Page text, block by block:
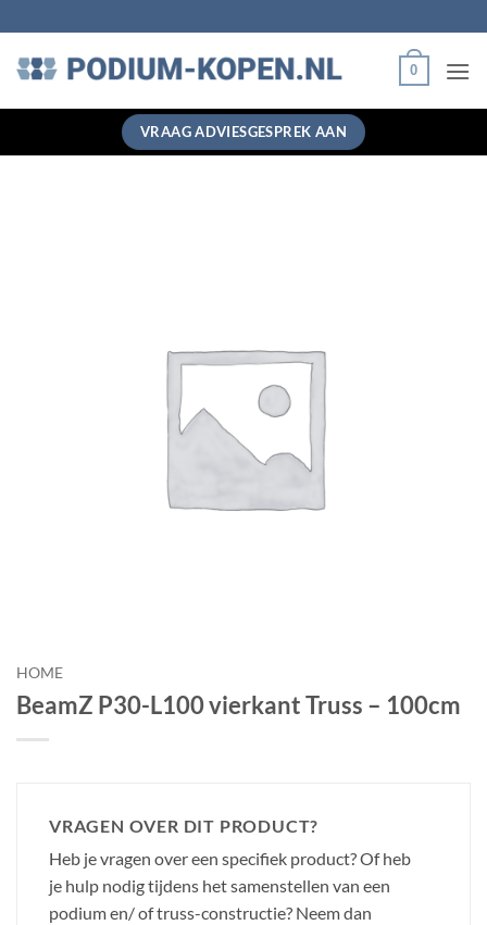
naar
inhoud
0
VRAAG ADVIESGESPREK AAN
HOME
BeamZ P30-L100 vierkant Truss – 100cm
VRAGEN OVER DIT PRODUCT?
Heb je vragen over een specifiek product? Of heb
je hulp nodig tijdens het samenstellen van een
podium en/ of truss-constructie? Neem dan